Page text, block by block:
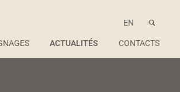
EN
ACTUALITÉS CONTACTS